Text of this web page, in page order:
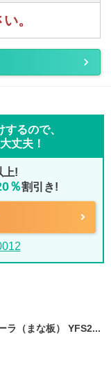
。
るので、
丈夫！
上!
％割引き!
ラ（まな板） YFS2...